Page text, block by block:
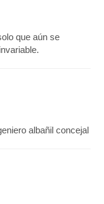
que aún se
albañil concejal